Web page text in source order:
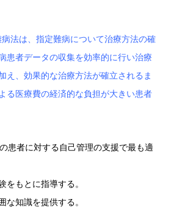
は、指定難病について治療方法の確
患者データの収集を効率的に行い治療
え、効果的な治療方法が確立されるま
る医療費の経済的な負担が大きい患者
患者に対する自己管理の支援で最も適
をもとに指導する。
な知識を提供する。